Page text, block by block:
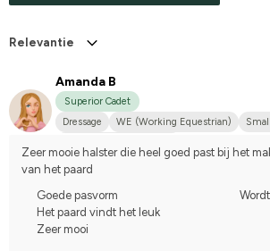
Relevantie
Amanda B
Superior Cadet
Dressage
WE (Working Equestrian)
Zeer mooie halster die heel goed past bij het
van het paard
Goede pasvorm
Het paard vindt het leuk
Zeer mooi